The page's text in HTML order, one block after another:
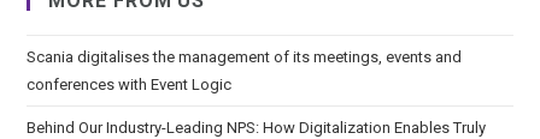
Scania digitalises the management of its meetings, events and
conferences with Event Logic
Behind Our Industry-Leading NPS: How Digitalization Enables Truly